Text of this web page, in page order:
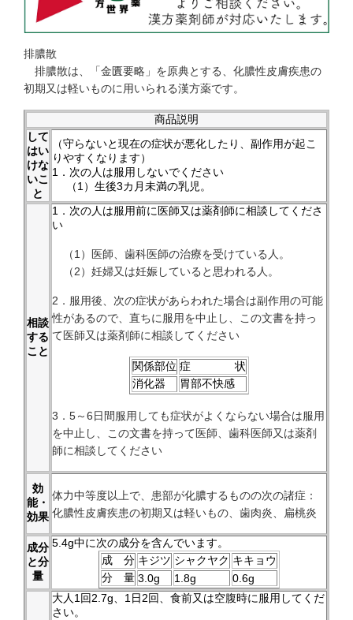
排膿散
排膿散は、「金匱要略」を原典とする、化膿性皮膚疾患の
初期又は軽いものに用いられる漢方薬です。
商品説明
して
はい
けな
いこ
と
（守らないと現在の症状が悪化したり、副作用が起こ
りやすくなります）
1．次の人は服用しないでください
（1）生後3カ月未満の乳児。
相談
する
こと
1．次の人は服用前に医師又は薬剤師に相談してくださ
い
（1）医師、歯科医師の治療を受けている人。
（2）妊婦又は妊娠していると思われる人。
2．服用後、次の症状があらわれた場合は副作用の可能
性があるので、直ちに服用を中止し、この文書を持っ
て医師又は薬剤師に相談してください
関係部位 症 状
消化器
胃部不快感
3．5～6日間服用しても症状がよくならない場合は服用
を中止し、この文書を持って医師、歯科医師又は薬剤
師に相談してください
効
能・
効果
体力中等度以上で、患部が化膿するものの次の諸症：
化膿性皮膚疾患の初期又は軽いもの、歯肉炎、扁桃炎
成分
と分
量
5.4g中に次の成分を含んでいます。
成 分 キジツ シャクヤク キキョウ
分 量 3.0g 1.8g 0.6g
大人1回2.7g、1日2回、食前又は空腹時に服用してくだ
さい。